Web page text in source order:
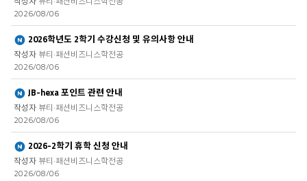
니
티
>
공
지
사
항
목
록
2026/08/06
새글
2026학년도 2학기 수강신청 및 유의사항 안내
뷰티·패션비즈니스학전공
2026/08/06
새글
JB-hexa 포인트 관련 안내
뷰티·패션비즈니스학전공
2026/08/06
새글
2026-2학기 휴학 신청 안내
뷰티·패션비즈니스학전공
2026/08/06